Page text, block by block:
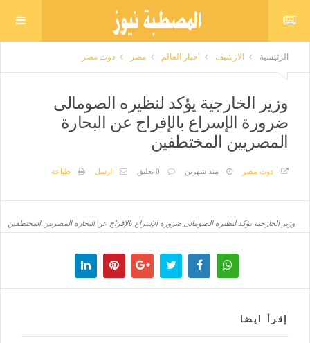
الرئيسية الارشيف أخبار العالم مصر دوت مصر
وزير الخارجية يؤكد لنظيره الصومالى
ضرورة الإسراع بالإفراج عن البحارة
المصريين المختطفين
دوت مصر منذ شهرين 0 تعليق ارسل طباعة
وزير الخارجية يؤكد لنظيره الصومالى ضرورة الإسراع بالإفراج عن البحارة المصريين المختطفين
إقرأ ايضا